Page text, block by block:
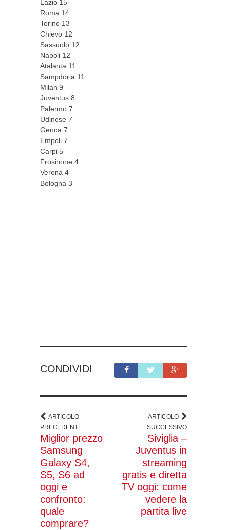
Lazio 15
Roma 14
Torino 13
Chievo 12
Sassuolo 12
Napoli 12
Atalanta 11
Sampdoria 11
Milan 9
Juventus 8
Palermo 7
Udinese 7
Genoa 7
Empoli 7
Carpi 5
Frosinone 4
Verona 4
Bologna 3
CONDIVIDI
ARTICOLO
PRECEDENTE
Miglior prezzo
Samsung
Galaxy S4,
S5, S6 ad
oggi e
confronto:
quale
comprare?
ARTICOLO
SUCCESSIVO
Siviglia –
Juventus in
streaming
gratis e diretta
TV oggi: come
vedere la
partita live